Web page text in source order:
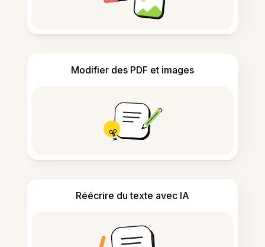
Modifier des PDF et images
Réécrire du texte avec IA